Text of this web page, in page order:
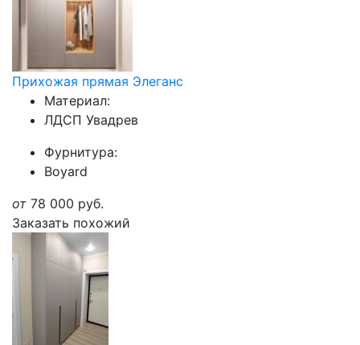
Прихожая прямая Элеганс
Материал:
ЛДСП Увадрев
Фурнитура:
Boyard
от 78 000 руб.
Заказать похожий